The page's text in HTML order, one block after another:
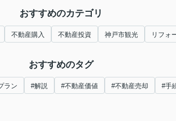
おすすめのカテゴリ
不動産購入 不動産投資 神戸市観光 リフォ
おすすめのタグ
ラン #解説 #不動産価値 #不動産売却 #手